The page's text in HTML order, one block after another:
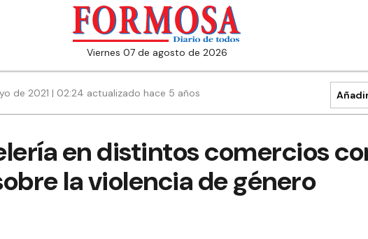
viernes 07 de agosto de 2026
de 2021 | 02:24 actualizado hace 5 años
en distintos comercios
la violencia de género